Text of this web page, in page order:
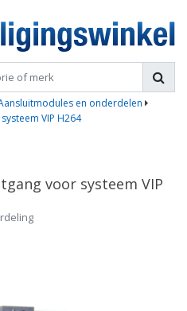
en onderdelen
VIP H264
voor systeem VIP